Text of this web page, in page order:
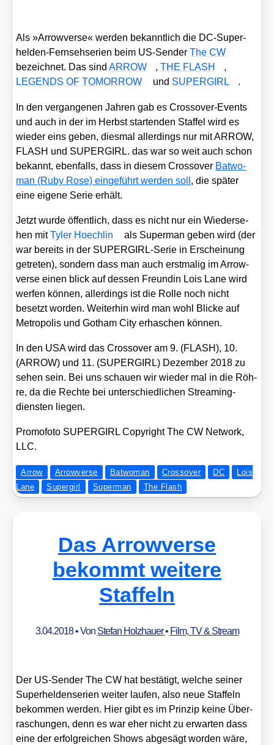
Als »Arro­w­ver­se« wer­den bekannt­lich die DC-Super­
hel­den-Fern­seh­se­ri­en beim US-Sen­derThe CW
bezeich­net. Das sindARROW ,THE FLASH
,
LEGENDS OF TOMORROW
und SUPERGIRL .
In den ver­gan­ge­nen Jah­ren gab es Cross­over-Events
und auch in der im Herbst star­ten­den Staf­fel wird es
wie­der eins geben, dies­mal aller­dings nur mit ARROW,
FLASH und SUPERGIRL. das war so weit auch schon
bekannt, eben­falls, dass in die­sem Cross­over Bat­wo­
man (Ruby Rose) ein­ge­führt wer­den soll , die spä­ter
eine eige­ne Serie erhält.
Jetzt wur­de öffent­lich, dass es nicht nur ein Wie­der­se­
hen mitTyler Hoech­lin
als Super­man geben wird (der
war bereits in der SUPER­GIRL-Serie in Erschei­nung
getre­ten), son­dern dass man auch erst­ma­lig im Arro­w­
ver­se einen blick auf des­sen Freun­din Lois Lane wird
wer­fen kön­nen, aller­dings ist die Rol­le noch nicht
besetzt wor­den. Wei­ter­hin wird man wohl Bli­cke auf
Metro­po­lis und Got­ham City erha­schen kön­nen.
In den USA wird das Cross­over am 9. (FLASH), 10.
(ARROW) und 11. (SUPERGIRL) Dezem­ber 2018 zu
sehen sein. Bei uns schau­en wir wie­der mal in die Röh­
re, da die Rech­te bei unter­schied­li­chen Strea­ming­
diens­ten lie­gen.
Pro­mo­fo­to SUPERGIRL Copy­right The CW Net­work,
LLC.
Arrow Arrowverse Batwoman Crossover DC
Lois
Lane
Supergirl Superman The Flash
Das Arrowverse
bekommt weitere
Staffeln
3.04.2018• Von Stefan Holzhauer• Film, TV & Stream
Der US-Sen­der The CW hat bestä­tigt, wel­che sei­ner
Super­hel­den­se­ri­en wei­ter lau­fen, also neue Staf­feln
bekom­men wer­den. Hier gibt es im Prin­zip kei­ne Über­
ra­schun­gen, denn es war eher nicht zu erwar­ten dass
eine der erfolg­rei­chen Shows abge­sägt wor­den wäre,